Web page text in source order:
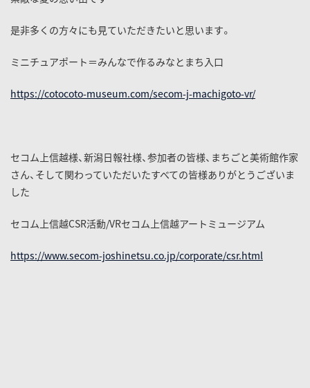
是非多くの方々にも見ていただきたいと思います。
ミニチュアポート＝みんなで作るみなとまち入口
https://cotocoto-museum.com/secom-j-machigoto-vr/
セコム上信越様、新潟日報社様、参加者の皆様、まちごと美術館作家
さん、そして関わっていただいたすべての皆様ありがとうございま
した
セコム上信越CSR活動/VRセコム上信越アートミュージアム
https://www.secom-joshinetsu.co.jp/corporate/csr.html